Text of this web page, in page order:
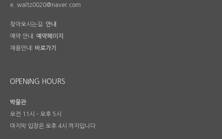
e. waltz0020@naver.com
찾아오시는길: 안내
예약 안내: 예약페이지
채용안내: 바로가기
OPENING HOURS
박물관
오전 11시 – 오후 5시
마지막 입장은 오후 4시 까지입니다.